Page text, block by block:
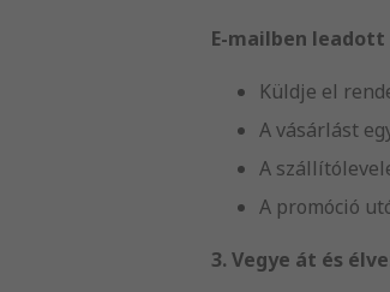
E-mailben
Küldje el
A vásárlást
A
A promóció
3. Vegye át és